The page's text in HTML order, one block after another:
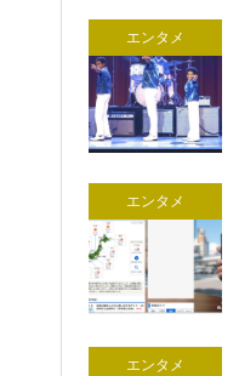
エンタメ
エンタメ
エンタメ